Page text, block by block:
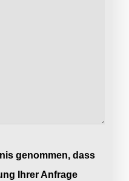
genommen, dass
Ihrer Anfrage